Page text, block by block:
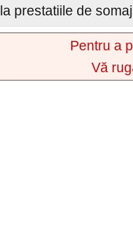
la prestatiile de
Pentru a
Vă